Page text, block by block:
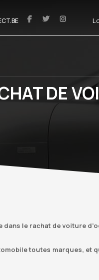
DE
dans le rachat de voiture
toutes marques, et